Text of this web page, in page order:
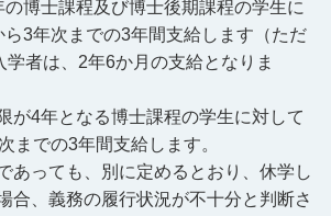
博士課程及び博士後期課程の学生に
3年次までの3年間支給します（ただ
学者は、2年6か月の支給となりま
が4年となる博士課程の学生に対して
までの3年間支給します。
あっても、別に定めるとおり、休学し
合、義務の履行状況が不十分と判断さ